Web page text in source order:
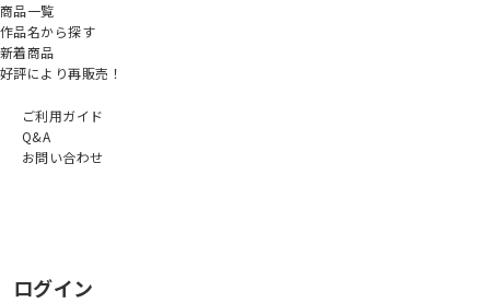
商品一覧
作品名から探す
新着商品
好評により再販売！
ご利用ガイド
Q&A
お問い合わせ
ログイン